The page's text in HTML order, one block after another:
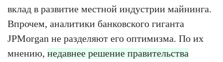
вклад в развитие местной индустрии майнинга.
Впрочем, аналитики банковского гиганта
JPMorgan не разделяют его оптимизма. По их
мнению, недавнее решение правительства